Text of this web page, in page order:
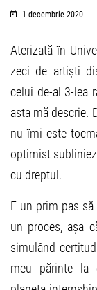
1 decembrie 2020
Aterizată în
zeci de artiști
celui de-al 3-lea
asta mă descrie.
nu îmi este
optimist subliniez
cu dreptul.
E un prim pas
un proces, așa
simulând
meu părinte la